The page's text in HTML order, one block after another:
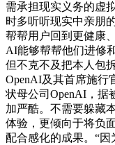
需承担现实义务的虚
时多听听现实中亲朋
帮帮用户回到更健康
AI能够帮帮他们进修
但不克不及把本人包
OpenAI及其首席施行
状母公司OpenAI，据
加严酷。不需要躲藏
体验，更倾向于将负
配合感化的成果。“